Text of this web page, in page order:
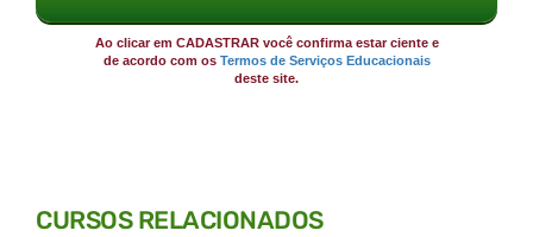
Ao clicar em CADASTRAR você confirma estar ciente e
de acordo com os Termos de Serviços Educacionais
deste site.
CURSOS RELACIONADOS